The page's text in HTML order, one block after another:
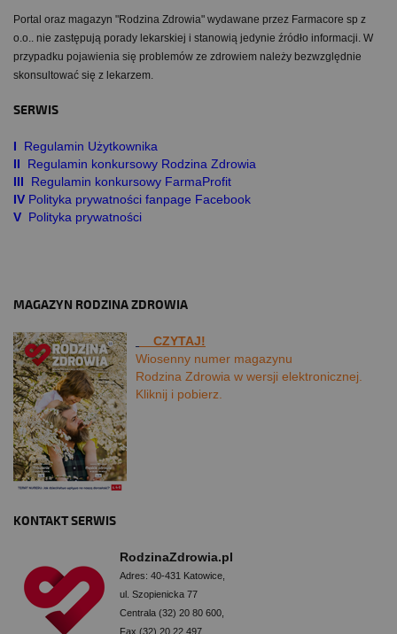
Portal oraz magazyn "Rodzina Zdrowia" wydawane przez Farmacore sp z
o.o.. nie zastępują porady lekarskiej i stanowią jedynie źródło informacji. W
przypadku pojawienia się problemów ze zdrowiem należy bezwzględnie
skonsultować się z lekarzem.
SERWIS
I Regulamin Użytkownika
II
Regulamin konkursowy Rodzina Zdrowia
III
Regulamin konkursowy FarmaProfit
IV Polityka prywatności fanpage Facebook
V Polityka prywatności
MAGAZYN RODZINA ZDROWIA
CZYTAJ!
Wiosenny numer magazynu
Rodzina Zdrowia w wersji elektronicznej.
Kliknij i pobierz.
KONTAKT SERWIS
RodzinaZdrowia.pl
Adres: 40-431 Katowice,
ul. Szopienicka 77
Centrala (32) 20 80 600,
Fax (32) 20 22 497